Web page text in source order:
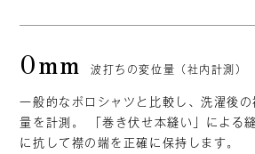
0mm 波打ちの変位量 （社内計測）
一般的なポロシャツと比較し、洗濯後
量を計測。 「巻き伏せ本縫い」による
に抗して襟の端を正確に保持します。